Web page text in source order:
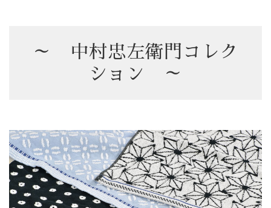
～ 中村忠左衛門コレク
ション ～